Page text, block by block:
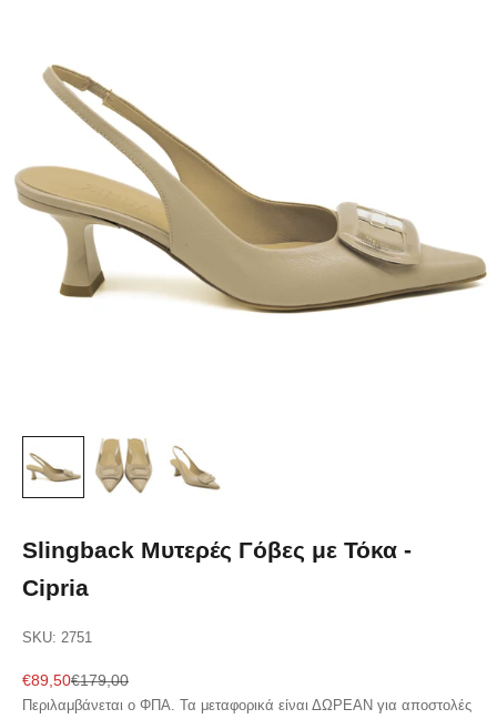
Slingback Μυτερές Γόβες με Τόκα -
Cipria
SKU: 2751
Sale price
€89,50Regular price
€179,00
Περιλαμβάνεται ο ΦΠΑ. Τα μεταφορικά είναι ΔΩΡΕΑΝ για αποστολές